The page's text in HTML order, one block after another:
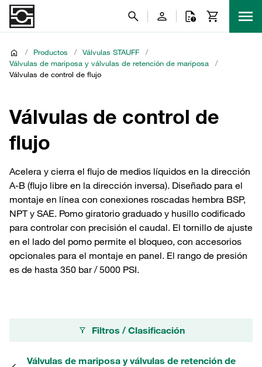
/ Productos / Válvulas STAUFF
/
Válvulas de mariposa y válvulas de retención de mariposa
/
Válvulas de control de flujo
Válvulas de control de
flujo
Acelera y cierra el flujo de medios líquidos en la dirección
A-B (flujo libre en la dirección inversa). Diseñado para el
montaje en línea con conexiones roscadas hembra BSP,
NPT y SAE. Pomo giratorio graduado y husillo codificado
para controlar con precisión el caudal. El tornillo de ajuste
en el lado del pomo permite el bloqueo, con accesorios
opcionales para el montaje en panel. El rango de presión
es de hasta 350 bar / 5000 PSI.
Filtros / Clasificación
Válvulas de mariposa y válvulas de retención de